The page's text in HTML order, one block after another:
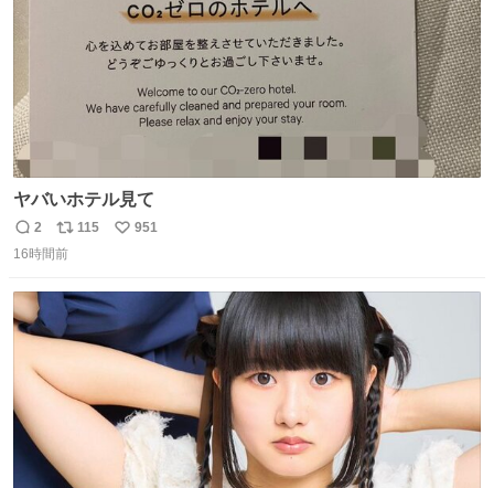
ヤバいホテル見て
返
信
2
リ
ポ
ト
数
115
い
数
951
16時間前